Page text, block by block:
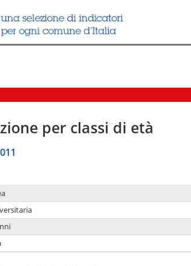
per classi di età